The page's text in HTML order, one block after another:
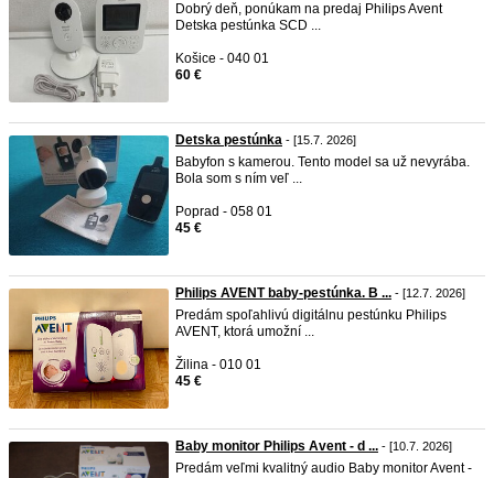
Dobrý deň, ponúkam na predaj Philips Avent
Detska pestúnka SCD ...
Košice - 040 01
60 €
Detska pestúnka - [15.7. 2026]
Babyfon s kamerou. Tento model sa už nevyrába.
Bola som s ním veľ ...
Poprad - 058 01
45 €
Philips AVENT baby-pestúnka. B ... - [12.7. 2026]
Predám spoľahlivú digitálnu pestúnku Philips
AVENT, ktorá umožní ...
Žilina - 010 01
45 €
Baby monitor Philips Avent - d ... - [10.7. 2026]
Predám veľmi kvalitný audio Baby monitor Avent -